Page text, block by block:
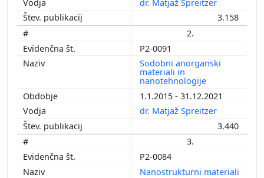
dr. Matjaž Spreitzer
3.158
2.
P2-0091
Sodobni anorganski
materiali in
nanotehnologije
1.1.2015 - 31.12.2021
dr. Matjaž Spreitzer
3.440
3.
P2-0084
Nanostrukturni materiali